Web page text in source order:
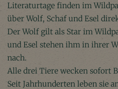
Literaturtage finden im
über Wolf, Schaf und Esel
Der Wolf gilt als Star im
und Esel stehen ihm in ihrer
nach.
Alle drei Tiere wecken sofort
Seit Jahrhunderten leben sie